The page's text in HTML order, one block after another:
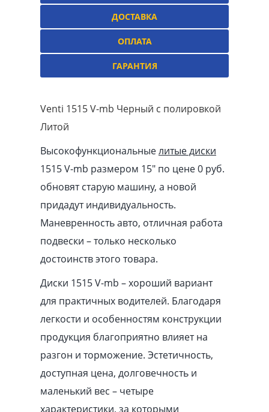
ДОСТАВКА
ОПЛАТА
ГАРАНТИЯ
Venti 1515 V-mb Черный с полировкой
Литой
Высокофункциональныелитые диски
1515 V-mb размером 15″ по цене 0 руб.
обновят старую машину, а новой
придадут индивидуальность.
Маневренность авто, отличная работа
подвески – только несколько
достоинств этого товара.
Диски 1515 V-mb – хороший вариант
для практичных водителей. Благодаря
легкости и особенностям конструкции
продукция благоприятно влияет на
разгон и торможение. Эстетичность,
доступная цена, долговечность и
маленький вес – четыре
характеристики, за которыми